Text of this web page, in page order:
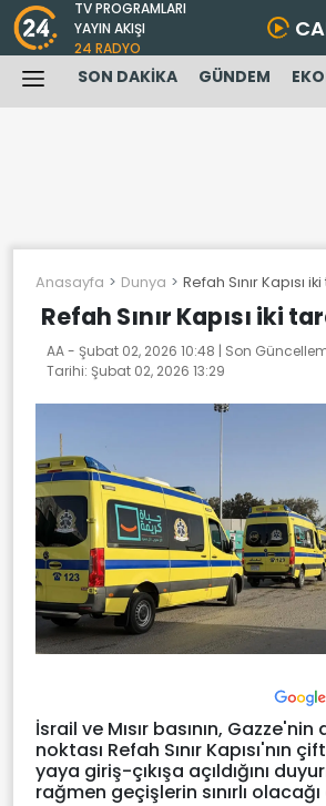
TV PROGRAMLARI
YAYIN AKIŞI
24 RADYO
SON DAKİKA GÜNDEM
Anasayfa Dunya Refah Sınır Kapısı
Refah Sınır Kapısı iki
AA - Şubat 02, 2026 10:48 | Son
Tarihi: Şubat 02, 2026 13:29
İsrail ve Mısır basının,
noktası Refah Sınır Kapısı'nın
yaya giriş-çıkışa açıldığını
rağmen geçişlerin sınırlı olacağı